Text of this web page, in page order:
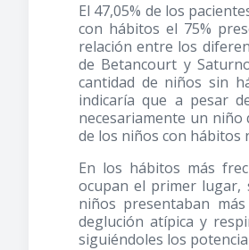
El 47,05% de los
con hábitos el 75%
relación entre los
de Betancourt y
cantidad de niños sin
indicaría que a pesar
necesariamente un
de los niños con hábitos
En los hábitos más
ocupan el primer lugar,
niños presentaban
deglución atípica y
siguiéndoles los